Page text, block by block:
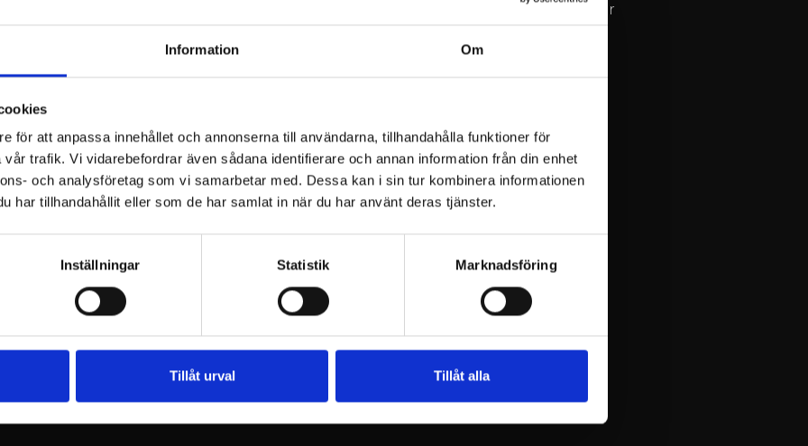
Information Om
för att anpassa innehållet och annonserna till användarna, tillhandahålla funktioner för
trafik. Vi vidarebefordrar även sådana identifierare och annan information från din enhet
och analysföretag som vi samarbetar med. Dessa kan i sin tur kombinera informationen
har tillhandahållit eller som de har samlat in när du har använt deras tjänster.
Inställningar Statistik Marknadsföring
Tillåt urval Tillåt alla
Roope Salminen & Koirat, som i över tio år har turnerat på landets största scener
tuffaste liveband. Den åtta man starka gruppen bjuder på energiska
allsång. Detta garanteras av låtlistan, som innehåller mångfaldigt platina-
Tanssi se ulos och Snadi.
Tilläggsinformation om konserten
och tidtabell:
efter kl. 20.00
21.00